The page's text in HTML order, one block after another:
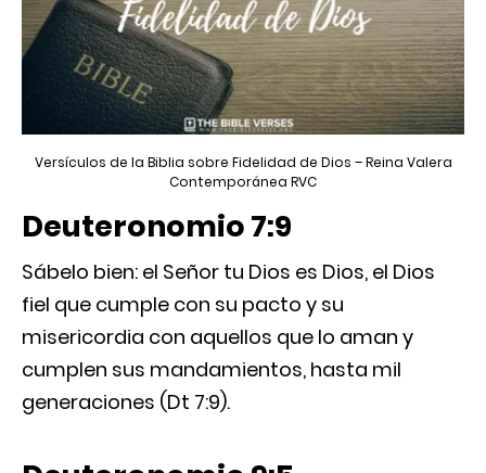
Versículos de la Biblia sobre Fidelidad de Dios – Reina Valera
Contemporánea RVC
Deuteronomio 7:9
Sábelo bien: el Señor tu Dios es Dios, el Dios
fiel que cumple con su pacto y su
misericordia con aquellos que lo aman y
cumplen sus mandamientos, hasta mil
generaciones (Dt 7:9).